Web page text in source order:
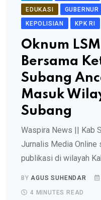
EDUKASI
KEPOLISIAN
KPK RI
Oknum
Bersama
Subang
Masuk
Subang
Waspira News || Kab
Jurnalis Media Online
publikasi di wilayah
BYAGUS SUHENDAR
4 MINUTES READ